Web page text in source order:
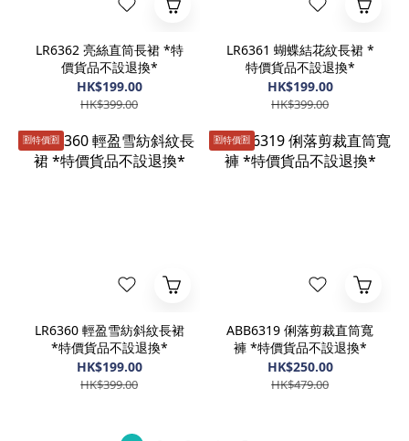
LR6362 亮絲直筒長裙 *特
價貨品不設退換*
HK$199.00
HK$399.00
LR6361 蝴蝶結花紋長裙 *
特價貨品不設退換*
HK$199.00
HK$399.00
🈹️特價🈹️
LR6360 輕盈雪紡斜紋長裙
*特價貨品不設退換*
HK$199.00
HK$399.00
🈹️特價🈹️
ABB6319 俐落剪裁直筒寬
褲 *特價貨品不設退換*
HK$250.00
HK$479.00